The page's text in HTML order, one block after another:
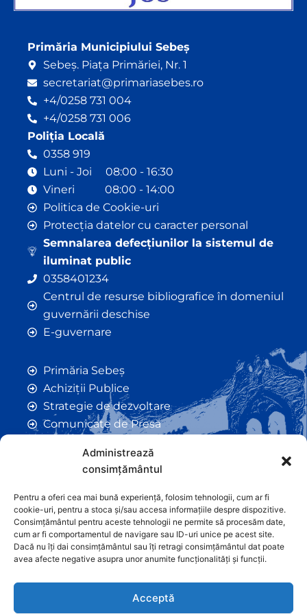
Administrează
consimțământul
Pentru a oferi cea mai bună experiență, folosim tehnologii, cum ar fi
cookie-uri, pentru a stoca și/sau accesa informațiile despre dispozitive.
Consimțământul pentru aceste tehnologii ne permite să procesăm date,
cum ar fi comportamentul de navigare sau ID-uri unice pe acest site.
Dacă nu îți dai consimțământul sau îți retragi consimțământul dat poate
avea afecte negative asupra unor anumite funcționalități și funcții.
Acceptă
Primăria Municipiului Sebeș
Sebeș. Piața Primăriei, Nr. 1
secretariat@primariasebes.ro
+4/0258 731 004
+4/0258 731 006
Poliția Locală
0358 919
Luni - Joi 08:00 - 16:30
Vineri 08:00 - 14:00
Politica de Cookie-uri
Protecția datelor cu caracter personal
Semnalarea defecțiunilor la sistemul de
iluminat public
0358401234
Centrul de resurse bibliografice în domeniul
guvernării deschise
E-guvernare
Primăria Sebeș
Achiziții Publice
Strategie de dezvoltare
Comunicate de Presă
Anunțuri
Hotarâri de Consiliu
Certificate de Urbanism
Autorizații de Construcții
Orașe Înfrățite
Contact